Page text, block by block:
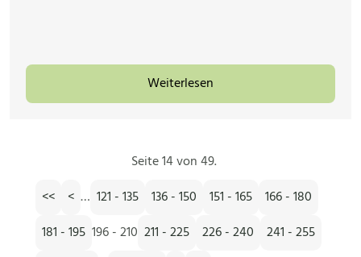
Weiterlesen
Seite 14 von 49.
<<
< … 121 - 135 136 - 150 151 - 165
166 - 180
181 - 195 196 - 210 211 - 225 226 - 240
241 - 255